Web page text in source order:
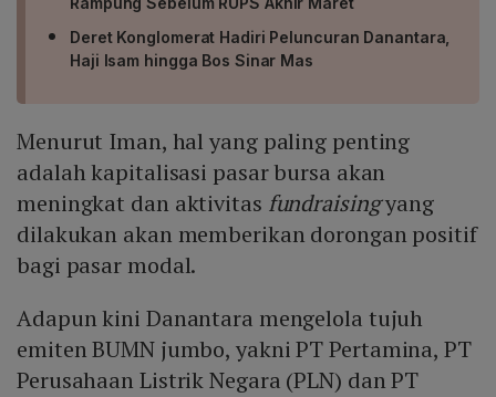
Deret Konglomerat Hadiri Peluncuran Danantara,
Haji Isam hingga Bos Sinar Mas
Menurut Iman, hal yang paling penting
adalah kapitalisasi pasar bursa akan
meningkat dan aktivitas fundraisingyang
dilakukan akan memberikan dorongan positif
bagi pasar modal.
Adapun kini Danantara mengelola tujuh
emiten BUMN jumbo, yakni PT Pertamina, PT
Perusahaan Listrik Negara (PLN) dan PT